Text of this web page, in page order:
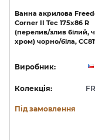
Ванна акрилова
Corner II Tec 175х86 R
(перелив/злив білий,
хром) чорно/біла,
Виробник:
Колекція:
Під замовлення